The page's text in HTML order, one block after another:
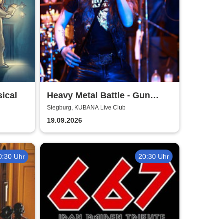
Heavy Metal Battle - Gun
Barrel, Warwolf + 1
Siegburg, KUBANA Live Club
19.09.2026
Uhr 20:30 Uhr